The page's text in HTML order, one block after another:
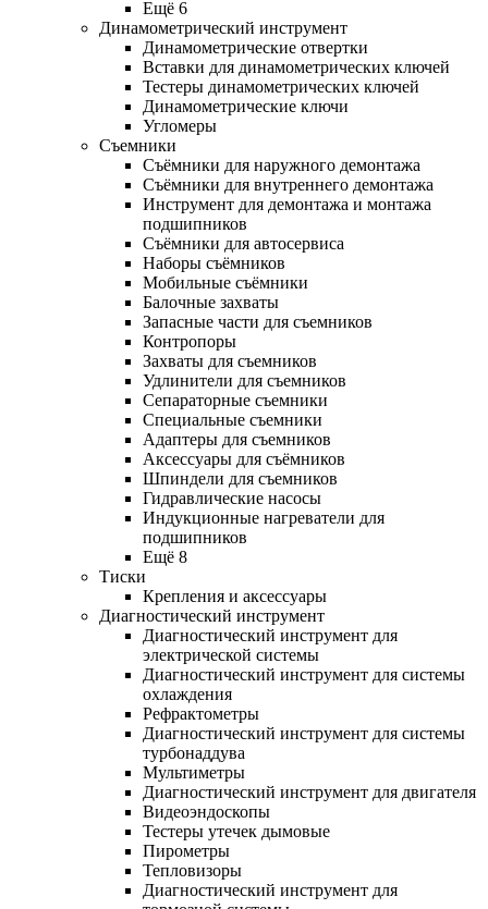
Ещё 6
Динамометрический инструмент
Динамометрические отвертки
Вставки для динамометрических ключей
Тестеры динамометрических ключей
Динамометрические ключи
Угломеры
Съемники
Съёмники для наружного демонтажа
Съёмники для внутреннего демонтажа
Инструмент для демонтажа и монтажа
подшипников
Съёмники для автосервиса
Наборы съёмников
Мобильные съёмники
Балочные захваты
Запасные части для съемников
Контропоры
Захваты для съемников
Удлинители для съемников
Сепараторные съемники
Специальные съемники
Адаптеры для съемников
Аксессуары для съёмников
Шпиндели для съемников
Гидравлические насосы
Индукционные нагреватели для
подшипников
Ещё 8
Тиски
Крепления и аксессуары
Диагностический инструмент
Диагностический инструмент для
электрической системы
Диагностический инструмент для системы
охлаждения
Рефрактометры
Диагностический инструмент для системы
турбонаддува
Мультиметры
Диагностический инструмент для двигателя
Видеоэндоскопы
Тестеры утечек дымовые
Пирометры
Тепловизоры
Диагностический инструмент для